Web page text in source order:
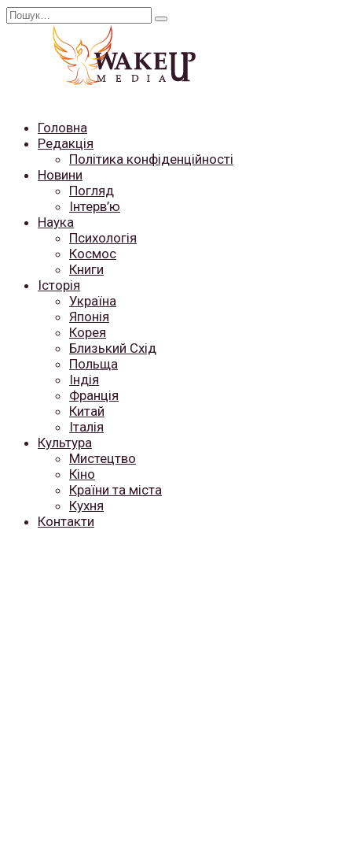
Перейти
Search
Головна
Редакція
Політика конфіденційності
Новини
Погляд
Інтерв’ю
Наука
Психологія
Космос
Книги
Історія
Україна
Японія
Корея
Близький Схід
Польща
Індія
Франція
Китай
Італія
Культура
Мистецтво
Кіно
Країни та міста
Кухня
Контакти